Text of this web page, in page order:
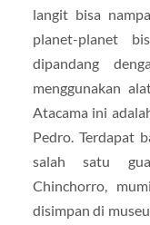
langit bisa
planet-planet
dipandang
menggunakan
Atacama ini
Pedro. Terdapat
salah satu
Chinchorro,
disimpan di